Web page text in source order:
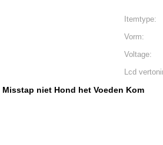
Itemtype:
Vorm:
Voltage:
Lcd
Misstap niet Hond het Voeden Kom